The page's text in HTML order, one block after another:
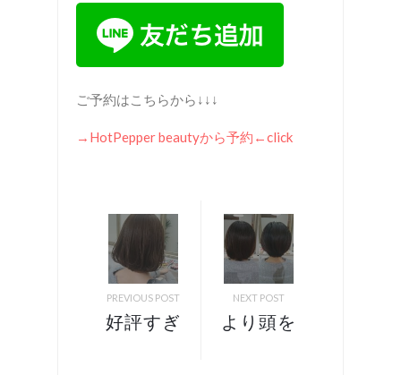
ご予約はこちらから↓↓↓
→HotPepper beautyから予約←click
PREVIOUS POST
好評すぎ
NEXT POST
より頭を